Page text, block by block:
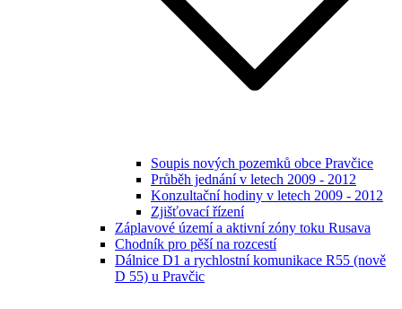
Soupis nových pozemků obce Pravčice
Průběh jednání v letech 2009 - 2012
Konzultační hodiny v letech 2009 - 2012
Zjišťovací řízení
Záplavové území a aktivní zóny toku Rusava
Chodník pro pěší na rozcestí
Dálnice D1 a rychlostní komunikace R55 (nově
D 55) u Pravčic